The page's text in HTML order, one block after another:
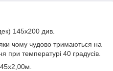
145х200 див.
чому чудово тримаються на
температурі 40 градусів.